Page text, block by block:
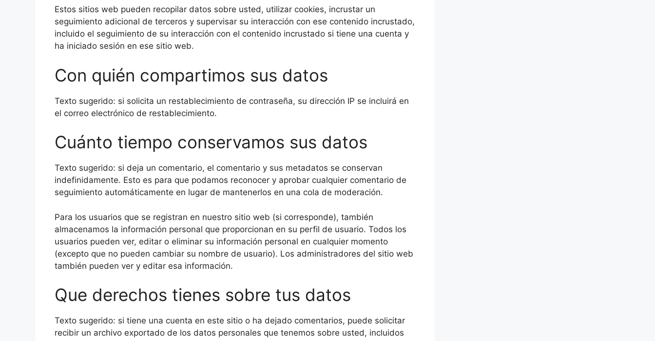
Estos sitios web pueden recopilar datos sobre usted, utilizar cookies, incrustar un
seguimiento adicional de terceros y supervisar su interacción con ese contenido incrustado,
incluido el seguimiento de su interacción con el contenido incrustado si tiene una cuenta y
ha iniciado sesión en ese sitio web.
Con quién compartimos sus datos
Texto sugerido: si solicita un restablecimiento de contraseña, su dirección IP se incluirá en
el correo electrónico de restablecimiento.
Cuánto tiempo conservamos sus datos
Texto sugerido: si deja un comentario, el comentario y sus metadatos se conservan
indefinidamente. Esto es para que podamos reconocer y aprobar cualquier comentario de
seguimiento automáticamente en lugar de mantenerlos en una cola de moderación.
Para los usuarios que se registran en nuestro sitio web (si corresponde), también
almacenamos la información personal que proporcionan en su perfil de usuario. Todos los
usuarios pueden ver, editar o eliminar su información personal en cualquier momento
(excepto que no pueden cambiar su nombre de usuario). Los administradores del sitio web
también pueden ver y editar esa información.
Que derechos tienes sobre tus datos
Texto sugerido: si tiene una cuenta en este sitio o ha dejado comentarios, puede solicitar
recibir un archivo exportado de los datos personales que tenemos sobre usted, incluidos